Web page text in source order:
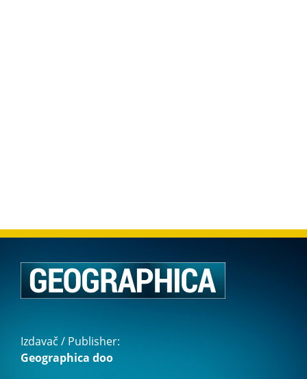
Izdavač / Publisher:
Geographica doo